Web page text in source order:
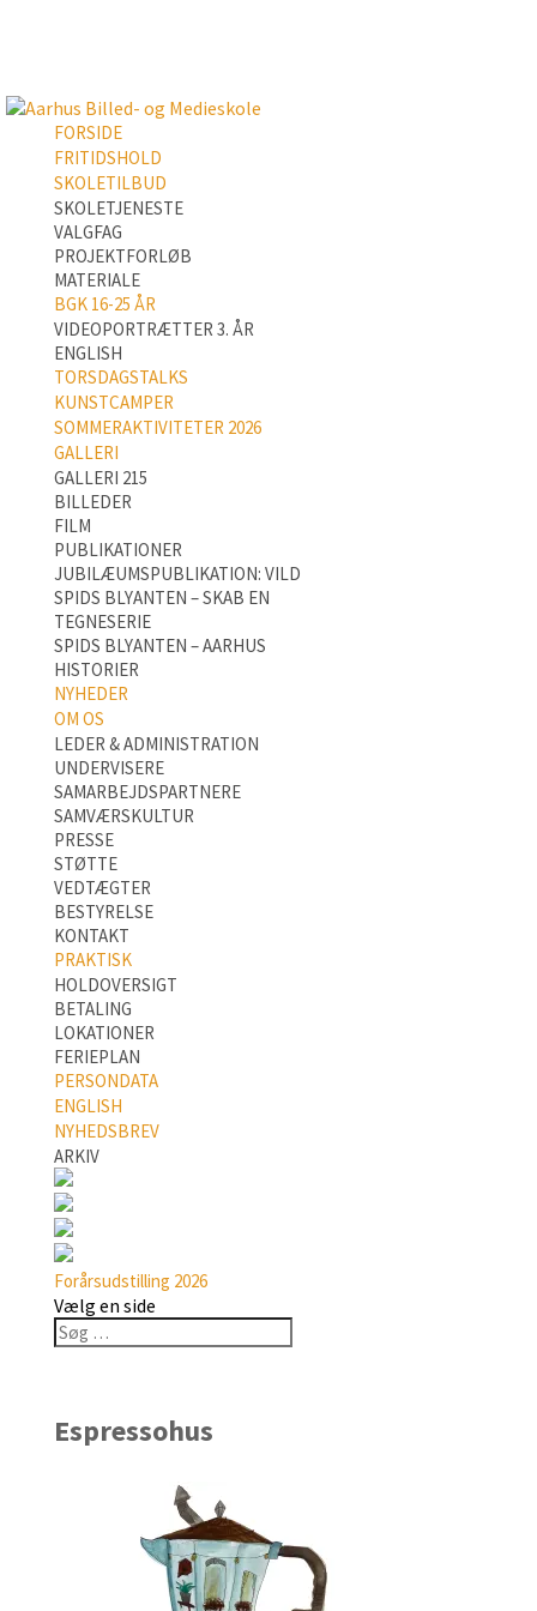
FORSIDE
FRITIDSHOLD
SKOLETILBUD
SKOLETJENESTE
VALGFAG
PROJEKTFORLØB
MATERIALE
BGK 16-25 ÅR
VIDEOPORTRÆTTER 3. ÅR
ENGLISH
TORSDAGSTALKS
KUNSTCAMPER
SOMMERAKTIVITETER 2026
GALLERI
GALLERI 215
BILLEDER
FILM
PUBLIKATIONER
JUBILÆUMSPUBLIKATION: VILD
SPIDS BLYANTEN – SKAB EN
TEGNESERIE
SPIDS BLYANTEN – AARHUS
HISTORIER
NYHEDER
OM OS
LEDER & ADMINISTRATION
UNDERVISERE
SAMARBEJDSPARTNERE
SAMVÆRSKULTUR
PRESSE
STØTTE
VEDTÆGTER
BESTYRELSE
KONTAKT
PRAKTISK
HOLDOVERSIGT
BETALING
LOKATIONER
FERIEPLAN
PERSONDATA
ENGLISH
NYHEDSBREV
ARKIV
Forårsudstilling 2026
Vælg en side
Espressohus